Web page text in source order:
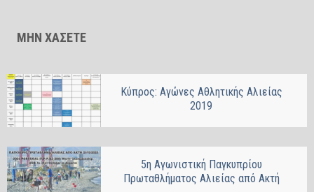
ΜΗΝ ΧΑΣΕΤΕ
Κύπρος: Αγώνες Αθλητικής Αλιείας
2019
5η Αγωνιστική Παγκυπρίου
Πρωταθλήματος Αλιείας από Ακτή